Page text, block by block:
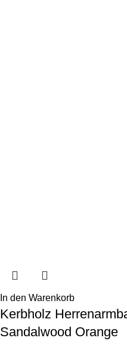
In den Warenkorb
Kerbholz
Sandalwood Orange